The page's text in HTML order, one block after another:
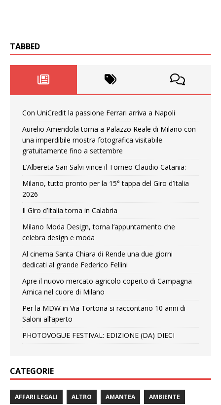
TABBED
Con UniCredit la passione Ferrari arriva a Napoli
Aurelio Amendola torna a Palazzo Reale di Milano con
una imperdibile mostra fotografica visitabile
gratuitamente fino a settembre
L’Albereta San Salvi vince il Torneo Claudio Catania:
Milano, tutto pronto per la 15° tappa del Giro d’Italia
2026
Il Giro d’Italia torna in Calabria
Milano Moda Design, torna l’appuntamento che
celebra design e moda
Al cinema Santa Chiara di Rende una due giorni
dedicati al grande Federico Fellini
Apre il nuovo mercato agricolo coperto di Campagna
Amica nel cuore di Milano
Per la MDW in Via Tortona si raccontano 10 anni di
Saloni all’aperto
PHOTOVOGUE FESTIVAL: EDIZIONE (DA) DIECI
CATEGORIE
AFFARI LEGALI ALTRO AMANTEA AMBIENTE